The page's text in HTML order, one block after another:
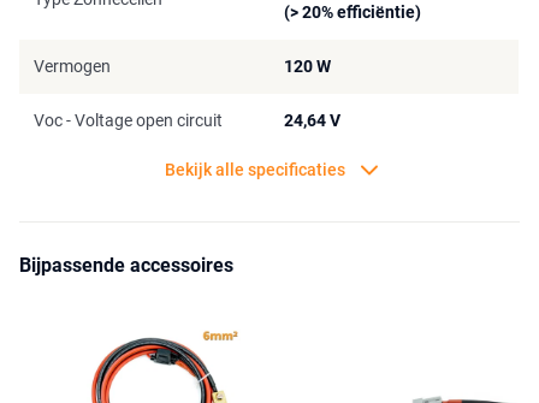
zeilboten, campers, of onder andere off-road voertuigen, zoals de
(> 20% efficiëntie)
Vermogen 120 W
Voc - Voltage open circuit 24,64 V
Bekijk alle specificaties
Bijpassende accessoires